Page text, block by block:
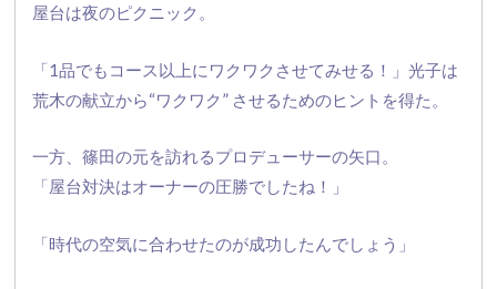
屋台は夜のピクニック。
「1品でもコース以上にワクワクさせてみせる！」光子は
荒木の献立から“ワクワク” させるためのヒントを得た。
一方、篠田の元を訪れるプロデューサーの矢口。
「屋台対決はオーナーの圧勝でしたね！」
「時代の空気に合わせたのが成功したんでしょう」